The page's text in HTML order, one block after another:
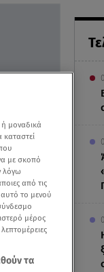
μοναδικά
με σκοπό
λόγω
από τις
αυτό το μενού
μέρος
τα